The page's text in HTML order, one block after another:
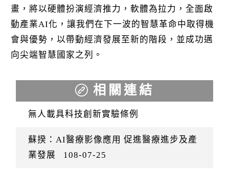
畫，將以硬體扮演經濟推力，軟體為拉力，全面啟
動產業AI化，讓我們在下一波的智慧革命中取得機
會與優勢，以帶動經濟發展至新的階段，並成功邁
向尖端智慧國家之列。
相關連結
無人載具科技創新實驗條例
蘇揆：AI醫療影像應用 促進醫療進步及產
業發展
108-07-25